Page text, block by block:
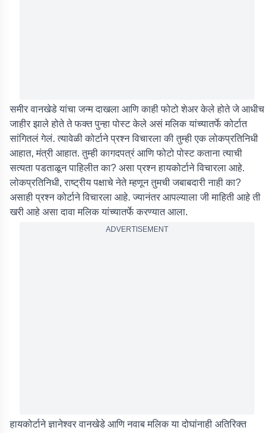
समीर वानखेडे यांचा जन्म दाखला आणि काही फोटो शेअर केले होते जे आधीच
जाहीर झाले होते ते फक्त पुन्हा पोस्ट केले असं मलिक यांच्यातर्फे कोर्टात
सांगितलं गेलं. त्यावेळी कोर्टाने प्रश्न विचारला की तुम्ही एक लोकप्रतिनिधी
आहात, मंत्री आहात. तुम्ही कागदपत्रं आणि फोटो पोस्ट कताना त्याची
सत्यता पडताळून पाहिलीत का? असा प्रश्न हायकोर्टाने विचारला आहे.
लोकप्रतिनिधी, राष्ट्रीय पक्षाचे नेते म्हणून तुमची जबाबदारी नाही का?
असाही प्रश्न कोर्टाने विचारला आहे. ज्यानंतर आपल्याला जी माहिती आहे ती
खरी आहे असा दावा मलिक यांच्यातर्फे करण्यात आला.
ADVERTISEMENT
हायकोर्टाने ज्ञानेश्वर वानखेडे आणि नवाब मलिक या दोघांनाही अतिरिक्त